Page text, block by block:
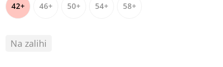
42+ 46+ 50+ 54+ 58+
Na zalihi